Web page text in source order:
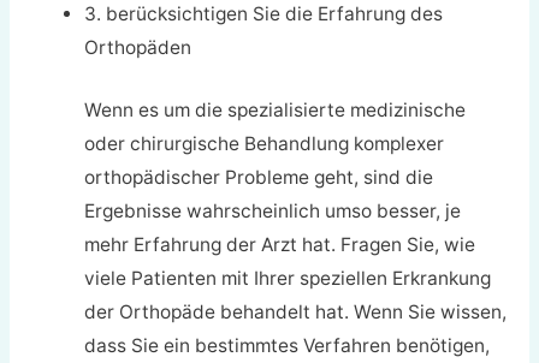
3. berücksichtigen Sie die Erfahrung des
Orthopäden
Wenn es um die spezialisierte medizinische
oder chirurgische Behandlung komplexer
orthopädischer Probleme geht, sind die
Ergebnisse wahrscheinlich umso besser, je
mehr Erfahrung der Arzt hat. Fragen Sie, wie
viele Patienten mit Ihrer speziellen Erkrankung
der Orthopäde behandelt hat. Wenn Sie wissen,
dass Sie ein bestimmtes Verfahren benötigen,